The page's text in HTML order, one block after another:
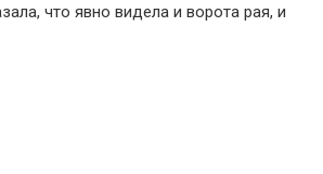
что явно видела и ворота рая, и